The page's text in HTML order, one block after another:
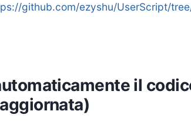
github.com/ezyshu/UserScript/
il